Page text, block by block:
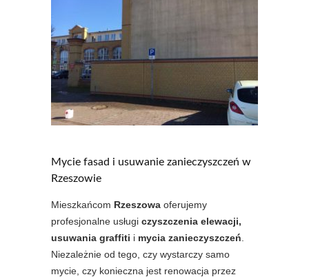
Mycie fasad i usuwanie zanieczyszczeń w
Rzeszowie
Mieszkańcom Rzeszowa oferujemy
profesjonalne usługi czyszczenia elewacji,
usuwania graffiti i mycia zanieczyszczeń
Niezależnie od tego, czy wystarczy samo
mycie, czy konieczna jest renowacja przez